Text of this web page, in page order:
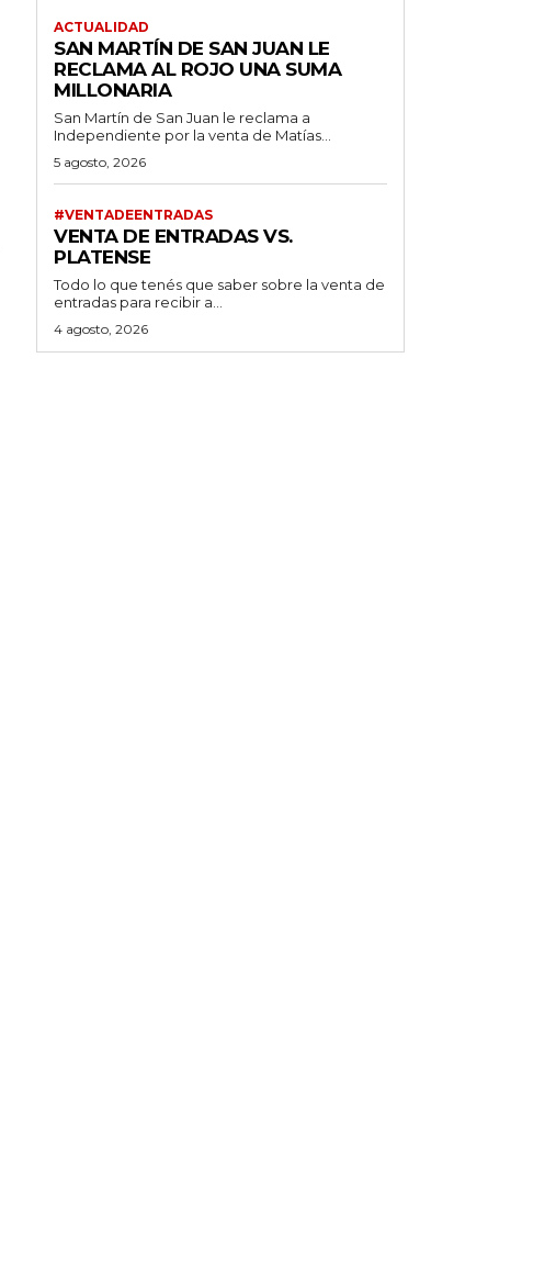
ACTUALIDAD
SAN MARTÍN DE SAN JUAN LE
RECLAMA AL ROJO UNA SUMA
MILLONARIA
San Martín de San Juan le reclama a
Independiente por la venta de Matías...
5 agosto, 2026
#VENTADEENTRADAS
VENTA DE ENTRADAS VS.
PLATENSE
Todo lo que tenés que saber sobre la venta de
entradas para recibir a...
4 agosto, 2026